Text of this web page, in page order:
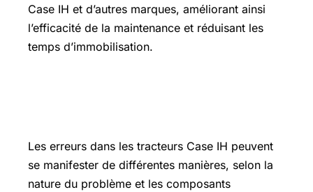
Case IH et d’autres marques, améliorant ainsi
l’efficacité de la maintenance et réduisant les
temps d’immobilisation.
Les erreurs dans les tracteurs Case IH peuvent
se manifester de différentes manières, selon la
nature du problème et les composants